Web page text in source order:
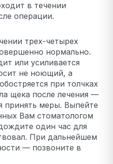
в течении
операции.
трех-четырех
нормально.
или усиливается
не ноющий, а
при толчках
щека после лечения —
принять меры. Выпейте
Вам стоматологом
один час для
При дальнейшем
— позвоните в